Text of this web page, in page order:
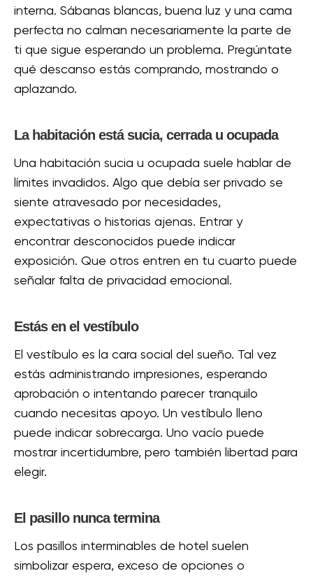
interna. Sábanas blancas, buena luz y una cama
perfecta no calman necesariamente la parte de
ti que sigue esperando un problema. Pregúntate
qué descanso estás comprando, mostrando o
aplazando.
La habitación está sucia, cerrada u ocupada
Una habitación sucia u ocupada suele hablar de
límites invadidos. Algo que debía ser privado se
siente atravesado por necesidades,
expectativas o historias ajenas. Entrar y
encontrar desconocidos puede indicar
exposición. Que otros entren en tu cuarto puede
señalar falta de privacidad emocional.
Estás en el vestíbulo
El vestíbulo es la cara social del sueño. Tal vez
estás administrando impresiones, esperando
aprobación o intentando parecer tranquilo
cuando necesitas apoyo. Un vestíbulo lleno
puede indicar sobrecarga. Uno vacío puede
mostrar incertidumbre, pero también libertad para
elegir.
El pasillo nunca termina
Los pasillos interminables de hotel suelen
simbolizar espera, exceso de opciones o